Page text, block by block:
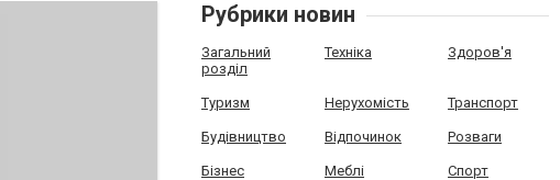
Рубрики новин
Загальний
розділ
Техніка Здоров'я
Туризм Нерухомість Транспорт
Будівництво Відпочинок Розваги
Бізнес Меблі Спорт